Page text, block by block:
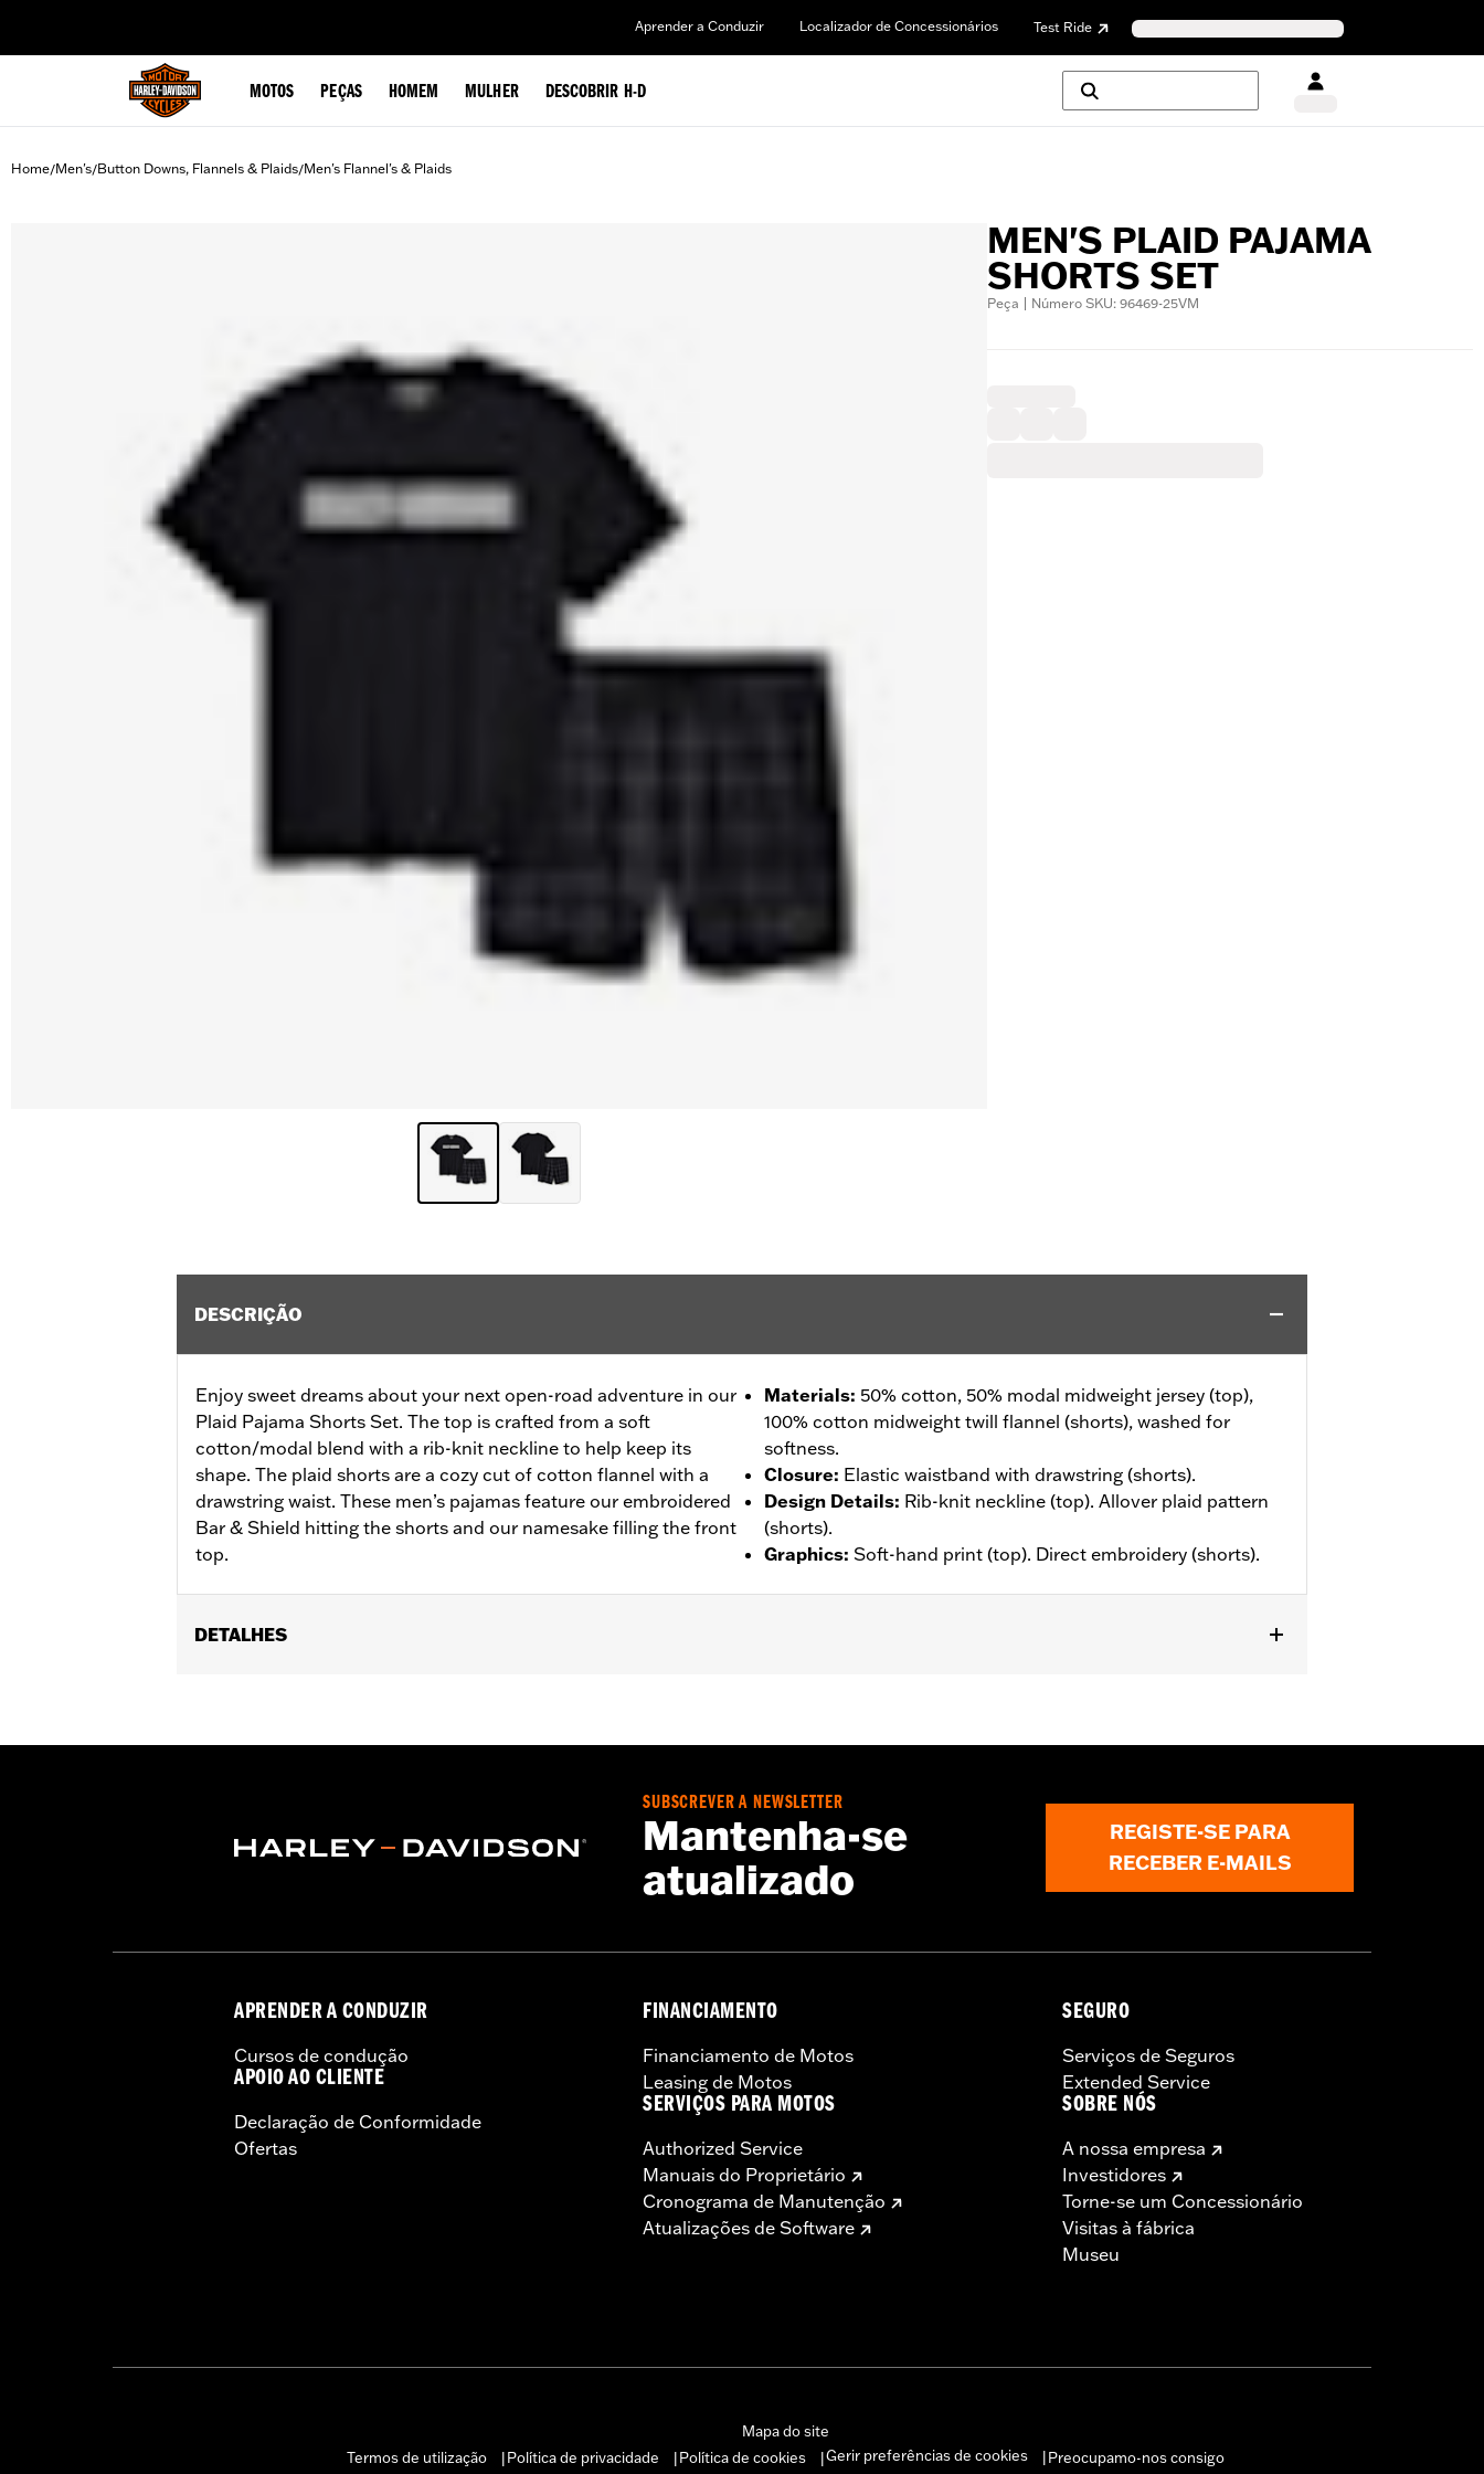
Aprender a Conduzir Localizador de Concessionários Test Ride
MOTOS PEÇAS HOMEM MULHER DESCOBRIR H-D
Home/Men's/Button Downs, Flannels & Plaids/Men's Flannel's & Plaids
MEN'S PLAID PAJAMA
SHORTS SET
Peça | Número SKU: 96469-25VM
DESCRIÇÃO
Enjoy sweet dreams about your next open-road adventure in our
Plaid Pajama Shorts Set. The top is crafted from a soft
cotton/modal blend with a rib-knit neckline to help keep its
shape. The plaid shorts are a cozy cut of cotton flannel with a
drawstring waist. These men’s pajamas feature our embroidered
Bar & Shield hitting the shorts and our namesake filling the front
top.
Materials: 50% cotton, 50% modal midweight jersey (top),
100% cotton midweight twill flannel (shorts), washed for
softness.
Closure: Elastic waistband with drawstring (shorts).
Design Details: Rib-knit neckline (top). Allover plaid pattern
(shorts).
Graphics: Soft-hand print (top). Direct embroidery (shorts).
DETALHES
Origin:Imported
SUBSCREVER A NEWSLETTER
Mantenha-se
atualizado
REGISTE-SE PARA
RECEBER E-MAILS
APRENDER A CONDUZIR
Cursos de condução
APOIO AO CLIENTE
Declaração de Conformidade
Ofertas
FINANCIAMENTO
Financiamento de Motos
Leasing de Motos
SERVIÇOS PARA MOTOS
Authorized Service
Manuais do Proprietário
Cronograma de Manutenção
Atualizações de Software
SEGURO
Serviços de Seguros
Extended Service
SOBRE NÓS
A nossa empresa
Investidores
Torne-se um Concessionário
Visitas à fábrica
Museu
Mapa do site
Termos de utilização
Política de privacidade Política de cookies Gerir preferências de cookies Preocupamo-nos consigo